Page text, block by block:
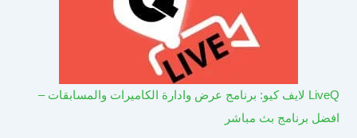
LiveQ لايف كيو: برنامج عرض وادارة الكاميرات والمسابقات –
افضل برنامج بث مباشر